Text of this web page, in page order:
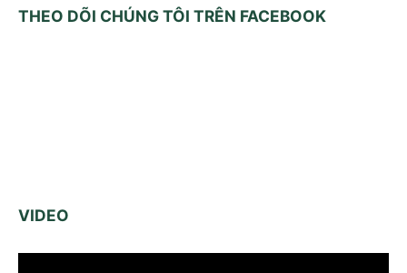
THEO DÕI CHÚNG TÔI TRÊN FACEBOOK
VIDEO